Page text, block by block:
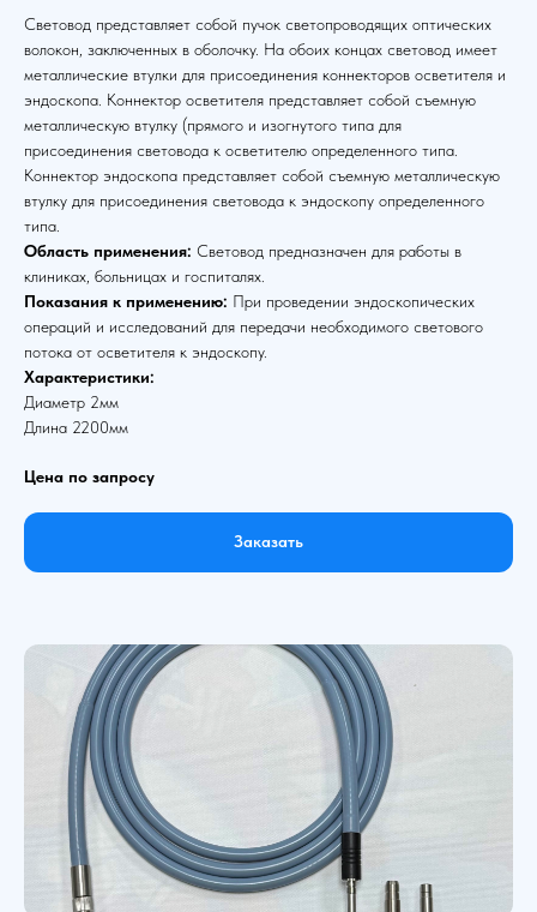
Световод представляет собой пучок светопроводящих оптических
волокон, заключенных в оболочку. На обоих концах световод имеет
металлические втулки для присоединения коннекторов осветителя и
эндоскопа. Коннектор осветителя представляет собой съемную
металлическую втулку (прямого и изогнутого типа для
присоединения световода к осветителю определенного типа.
Коннектор эндоскопа представляет собой съемную металлическую
втулку для присоединения световода к эндоскопу определенного
типа.
Область применения: Световод предназначен для работы в
клиниках, больницах и госпиталях.
Показания к применению: При проведении эндоскопических
операций и исследований для передачи необходимого светового
потока от осветителя к эндоскопу.
Характеристики:
Диаметр 2мм
Длина 2200мм
Цена по запросу
Заказать